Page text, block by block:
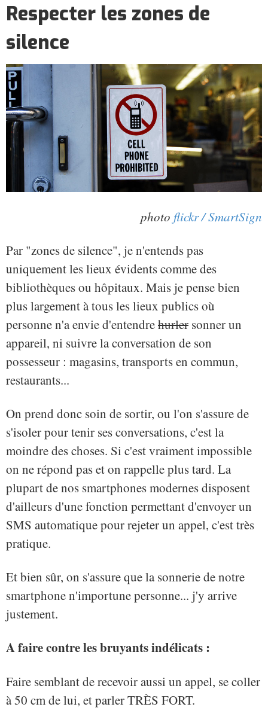
Respecter les zones de
silence
photo flickr / SmartSign
Par "zones de silence", je n'entends pas
uniquement les lieux évidents comme des
bibliothèques ou hôpitaux. Mais je pense bien
plus largement à tous les lieux publics où
personne n'a envie d'entendrehurler sonner un
appareil, ni suivre la conversation de son
possesseur : magasins, transports en commun,
restaurants...
On prend donc soin de sortir, ou l'on s'assure de
s'isoler pour tenir ses conversations, c'est la
moindre des choses. Si c'est vraiment impossible
on ne répond pas et on rappelle plus tard. La
plupart de nos smartphones modernes disposent
d'ailleurs d'une fonction permettant d'envoyer un
SMS automatique pour rejeter un appel, c'est très
pratique.
Et bien sûr, on s'assure que la sonnerie de notre
smartphone n'importune personne... j'y arrive
justement.
A faire contre les bruyants indélicats :
Faire semblant de recevoir aussi un appel, se coller
à 50 cm de lui, et parler TRÈS FORT.